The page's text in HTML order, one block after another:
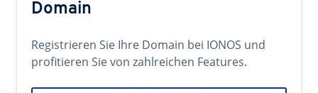
Domain
Registrieren Sie Ihre Domain bei IONOS und
profitieren Sie von zahlreichen Features.